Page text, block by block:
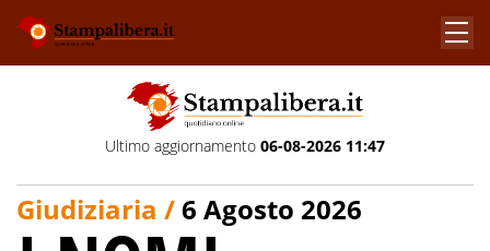
Ultimo aggiornamento 06-08-2026 11:47
Giudiziaria /6 Agosto 2026